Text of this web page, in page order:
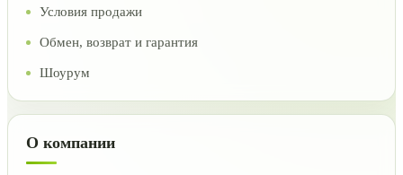
Условия продажи
Обмен, возврат и гарантия
Шоурум
О компании